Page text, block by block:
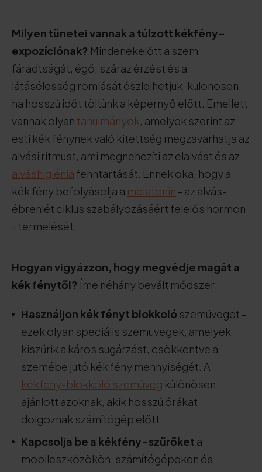
Milyen tünetei vannak a túlzott kékfény-
expozíciónak? Mindenekelőtt a szem
fáradtságát, égő, száraz érzést és a
látásélesség romlását észlelhetjük, különösen,
ha hosszú időt töltünk a képernyő előtt. Emellett
vannak olyan tanulmányok, amelyek szerint az
esti kék fénynek való kitettség megzavarhatja az
alvási ritmust, ami megnehezíti az elalvást és az
alváshigiénia fenntartását. Ennek oka, hogy a
kék fény befolyásolja a melatonin - az alvás-
ébrenlét ciklus szabályozásáért felelős hormon
- termelését.
Hogyan vigyázzon, hogy megvédje magát a
kék fénytől? Íme néhány bevált módszer:
Használjon kék fényt blokkoló szemüveget -
ezek olyan speciális szemüvegek, amelyek
kiszűrik a káros sugárzást, csökkentve a
szemébe jutó kék fény mennyiségét. A
kékfény-blokkoló szemüveg különösen
ajánlott azoknak, akik hosszú órákat
dolgoznak számítógép előtt.
Kapcsolja be a kékfény-szűrőket a
mobileszközökön, számítógépeken és